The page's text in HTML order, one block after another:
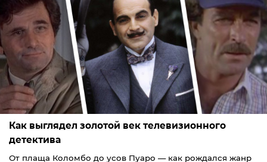
Как выглядел золотой век телевизионного
детектива
От плаща Коломбо до усов Пуаро — как рождался жанр